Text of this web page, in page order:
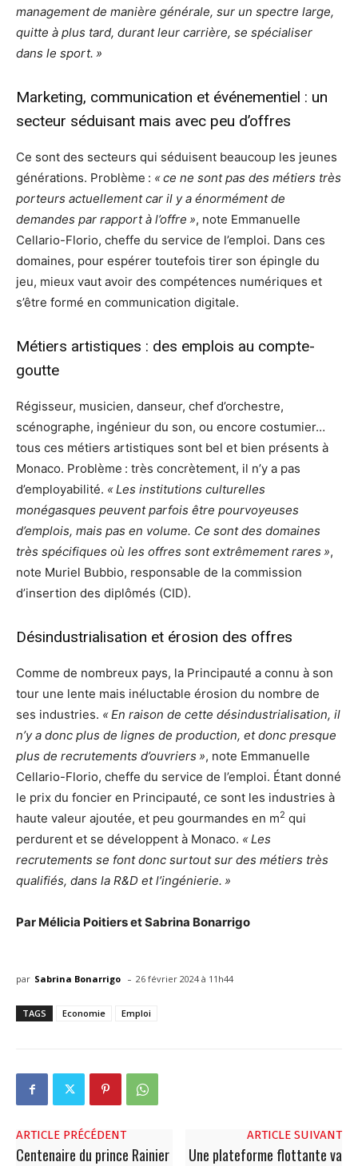
management de manière générale, sur un spectre large,
quitte à plus tard, durant leur carrière, se spécialiser
dans le sport. »
Marketing, communication et événementiel : un
secteur séduisant mais avec peu d’offres
Ce sont des secteurs qui séduisent beaucoup les jeunes
générations. Problème : « ce ne sont pas des métiers très
porteurs actuellement car il y a énormément de
demandes par rapport à l’offre », note Emmanuelle
Cellario-Florio, cheffe du service de l’emploi. Dans ces
domaines, pour espérer toutefois tirer son épingle du
jeu, mieux vaut avoir des compétences numériques et
s’être formé en communication digitale.
Métiers artistiques : des emplois au compte-
goutte
Régisseur, musicien, danseur, chef d’orchestre,
scénographe, ingénieur du son, ou encore costumier…
tous ces métiers artistiques sont bel et bien présents à
Monaco. Problème : très concrètement, il n’y a pas
d’employabilité. « Les institutions culturelles
monégasques peuvent parfois être pourvoyeuses
d’emplois, mais pas en volume. Ce sont des domaines
très spécifiques où les offres sont extrêmement rares »,
note Muriel Bubbio, responsable de la commission
d’insertion des diplômés (CID).
Désindustrialisation et érosion des offres
Comme de nombreux pays, la Principauté a connu à son
tour une lente mais inéluctable érosion du nombre de
ses industries. « En raison de cette désindustrialisation, il
n’y a donc plus de lignes de production, et donc presque
plus de recrutements d’ouvriers », note Emmanuelle
Cellario-Florio, cheffe du service de l’emploi. Étant donné
le prix du foncier en Principauté, ce sont les industries à
haute valeur ajoutée, et peu gourmandes en m2 qui
perdurent et se développent à Monaco. « Les
recrutements se font donc surtout sur des métiers très
qualifiés, dans la R&D et l’ingénierie. »
Par Mélicia Poitiers et Sabrina Bonarrigo
par Sabrina Bonarrigo - 26 février 2024 à 11h44
TAGS Economie Emploi
ARTICLE PRÉCÉDENT
Centenaire du prince Rainier
ARTICLE SUIVANT
Une plateforme flottante va